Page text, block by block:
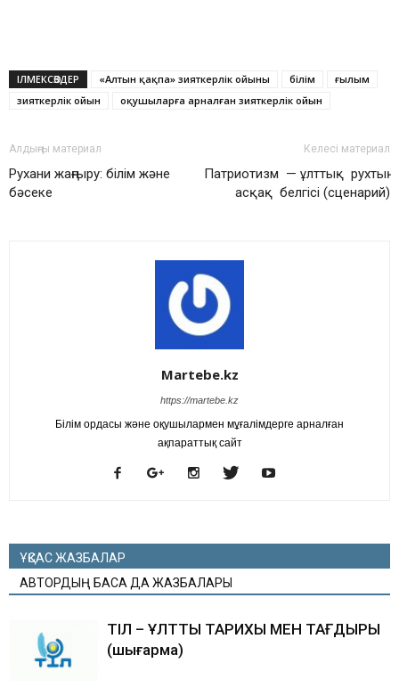
ІЛМЕКСӨЗДЕР «Алтын қақпа» зияткерлік ойыны білім
ғылым
зияткерлік ойын
оқушыларға арналған зияткерлік ойын
Алдыңғы материал
Рухани жаңғыру: білім және
бәсеке
Келесі материал
Патриотизм — ұлттық рухтың
асқақ белгісі (сценарий)
Martebe.kz
https://martebe.kz
Білім ордасы және оқушылармен мұғалімдерге арналған
ақпараттық сайт
ҰҚСАС ЖАЗБАЛАР
АВТОРДЫҢ БАСҚА ДА ЖАЗБАЛАРЫ
ТІЛ – ҰЛТТЫҢ ТАРИХЫ МЕН ТАҒДЫРЫ
(шығарма)